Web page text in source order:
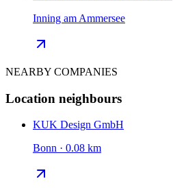
Inning am Ammersee
NEARBY COMPANIES
Location neighbours
KUK Design GmbH
Bonn · 0.08 km